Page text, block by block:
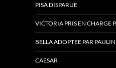
PISA DISPARUE
VICTORIA PRIS EN CHARGE
BELLA ADOPTEE PAR
CAESAR